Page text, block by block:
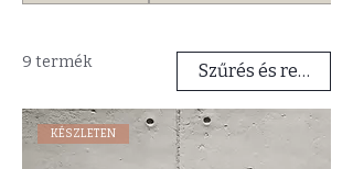
9 termék Szűrés és rendezés
KÉSZLETEN